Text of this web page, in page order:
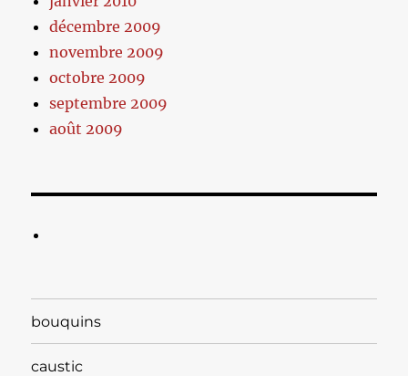
décembre 2009
novembre 2009
octobre 2009
septembre 2009
août 2009
bouquins
caustic